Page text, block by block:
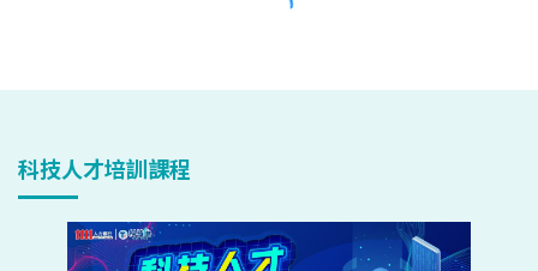
科技人才培訓課程